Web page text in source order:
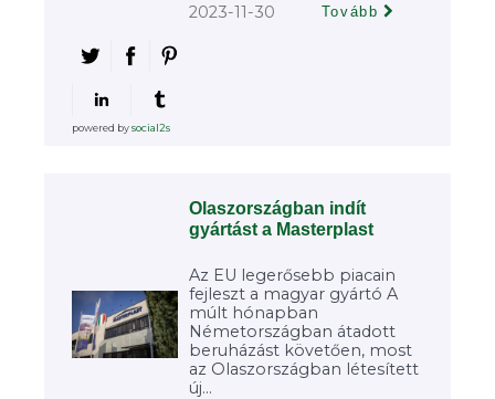
2023-11-30 Tovább
powered bysocial2s
Olaszországban indít
gyártást a Masterplast
Az EU legerősebb piacain
fejleszt a magyar gyártó A
múlt hónapban
Németországban átadott
beruházást követően, most
az Olaszországban létesített
új...